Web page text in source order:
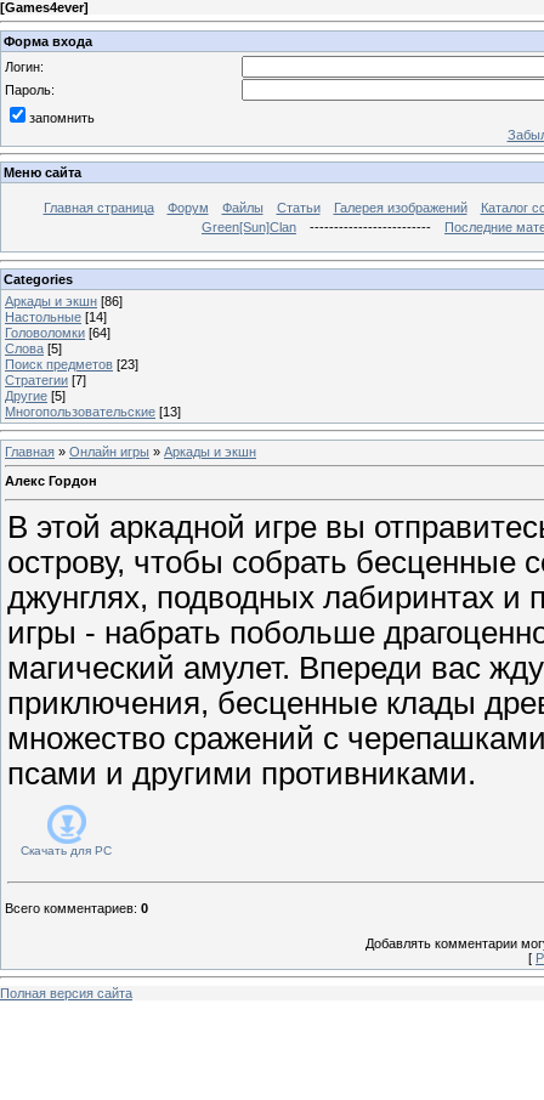
[Games4ever]
Форма входа
Логин:
Пароль:
запомнить
Меню сайта
Главная страница Форум Файлы Статьи Галерея изображений
Каталог
Green[Sun]Clan
------------------------- Последние
Categories
Аркады и экшн [86]
Настольные [14]
Головоломки [64]
Слова [5]
Поиск предметов [23]
Стратегии [7]
Другие [5]
Многопользовательские [13]
Главная » Онлайн игры » Аркады и экшн
Алекс Гордон
В этой аркадной игре вы
острову, чтобы собрать бесценные
джунглях, подводных лабиринтах и
игры - набрать побольше
магический амулет. Впереди вас
приключения, бесценные клады
множество сражений с
псами и другими противниками.
Скачать для PC
Всего комментариев: 0
Добавлять комментарии
[
Полная версия сайта